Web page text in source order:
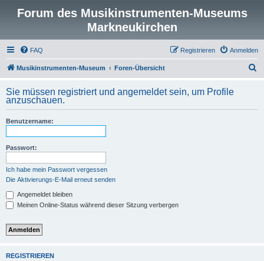
Forum des Musikinstrumenten-Museums
Markneukirchen
FAQ Anmelden
Registrieren
Musikinstrumenten-Museum Foren-Übersicht
h
Sie müssen registriert und angemeldet sein, um Profile
anzuschauen.
Benutzername:
Passwort:
Ich habe mein Passwort vergessen
Die Aktivierungs-E-Mail erneut senden
Angemeldet bleiben
Meinen Online-Status während dieser Sitzung verbergen
REGISTRIEREN